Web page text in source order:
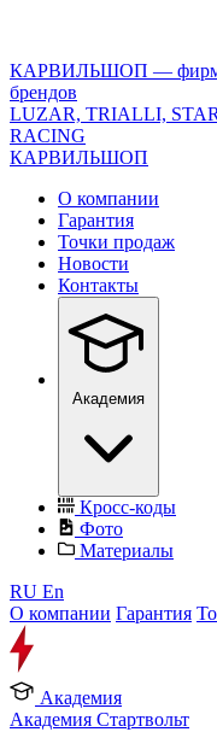
version="1.0"
encoding="utf-
8"?
>
КАРВИЛЬШОП —
брендов
LUZAR, TRIALLI,
RACING
КАРВИЛЬШОП
О компании
Гарантия
Точки продаж
Новости
Контакты
Академия
Кросс-коды
Фото
Материалы
RU En
О компании Гарантия
Академия
Академия Стартвольт